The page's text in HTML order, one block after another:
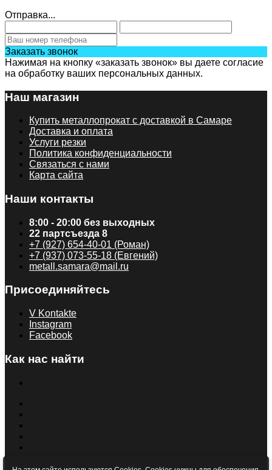
Отправка...
Заказать звонок
Нажимая на кнопку «заказать звонок» вы даете согласие
на обработку ваших персональных данных.
Наш магазин
Купить металлопрокат с доставкой в Самаре
Доставка и оплата
Услуги резки
Политика конфиденциальности
Связаться с нами
Карта сайта
Наши контакты
8:00 - 20:00 без выходных
22 партсъезда 8
+7 (927) 654-40-01 (Роман)
+7 (937) 073-55-18 (Евгений)
metall.samara@mail.ru
Присоединяйтесь
V Kontakte
Instagram
Facebook
Как нас найти